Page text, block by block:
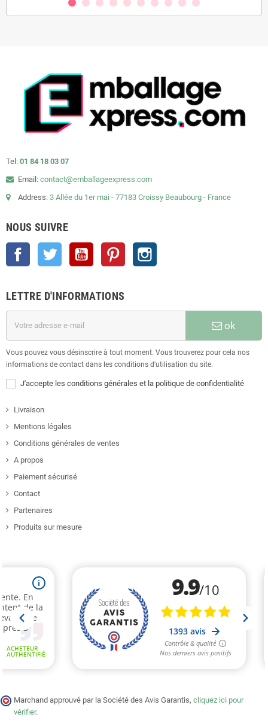
Tel: 01 84 18 03 07
Email: contact@emballageexpress.com
Address: 3 Allée du 1er mai - 77183 Croissy Beaubourg - France
NOUS SUIVRE
Facebook Twitter YouTube Pinterest
LETTRE D'INFORMATIONS
ok
Vous pouvez vous désinscrire à tout moment. Vous trouverez pour cela nos
informations de contact dans les conditions d'utilisation du site.
J'accepte les conditions générales et la politique de confidentialité
Livraison
Mentions légales
Conditions générales de ventes
A propos
Paiement sécurisé
Contact
Partenaires
Produits sur mesure
Marchand approuvé par la Société des Avis Garantis, cliquez ici pour
vérifier.